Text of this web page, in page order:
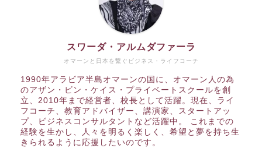
オマーンと日本を繋ぐビジネス・ライフコーチ
スワーダ・アルムダファーラ
1990年アラビア半島オマーンの国に、オマーン人の為
のアザン・ビン・ケイス・プライベートスクールを創
立、2010年まで経営者、校長として活躍。現在、ライ
フコーチ、教育アドバイザー、講演家、スタートアッ
プ、ビジネスコンサルタントなど活躍中。 これまでの
経験を生かし、人々を明るく楽しく、希望と夢を持ち生
きられるように応援したいのです。